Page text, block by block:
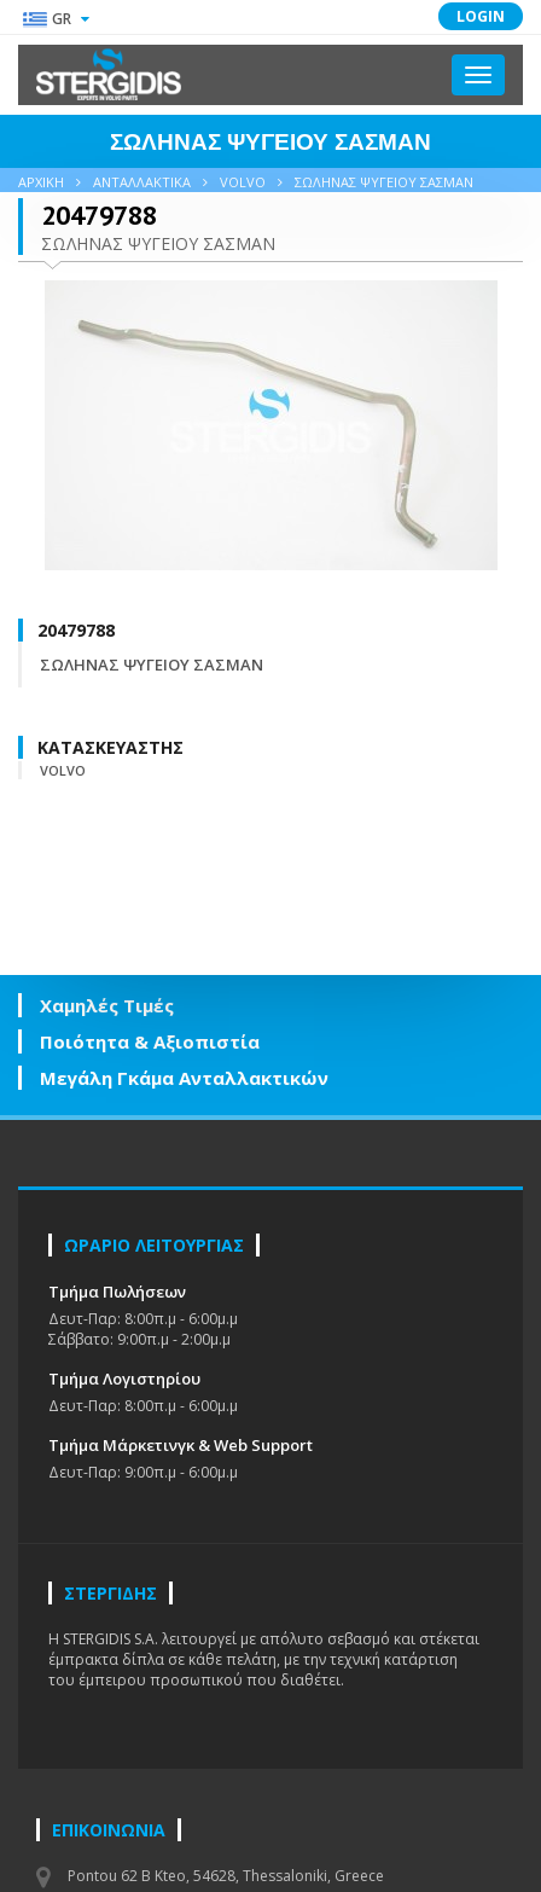
LOGIN
GR
Toggle
ΣΩΛΗΝΑΣ ΨΥΓΕΙΟΥ ΣΑΣΜΑΝ
ΑΡΧΙΚΗ ΑΝΤΑΛΛΑΚΤΙΚΑ VOLVO ΣΩΛΗΝΑΣ ΨΥΓΕΙΟΥ ΣΑΣΜΑΝ
20479788
ΣΩΛΗΝΑΣ ΨΥΓΕΙΟΥ ΣΑΣΜΑΝ
20479788
ΣΩΛΗΝΑΣ ΨΥΓΕΙΟΥ ΣΑΣΜΑΝ
ΚΑΤΑΣΚΕΥΑΣΤΗΣ
VOLVO
Χαμηλές Τιμές
Ποιότητα & Αξιοπιστία
Μεγάλη Γκάμα Ανταλλακτικών
ΩΡΑΡΙΟ ΛΕΙΤΟΥΡΓΙΑΣ
Τμήμα Πωλήσεων
Δευτ-Παρ: 8:00π.μ - 6:00μ.μ
Σάββατο: 9:00π.μ - 2:00μ.μ
Τμήμα Λογιστηρίου
Δευτ-Παρ: 8:00π.μ - 6:00μ.μ
Τμήμα Μάρκετινγκ & Web Support
Δευτ-Παρ: 9:00π.μ - 6:00μ.μ
ΣΤΕΡΓΙΔΗΣ
H STERGIDIS S.A. λειτουργεί με απόλυτο σεβασμό και στέκεται
έμπρακτα δίπλα σε κάθε πελάτη, με την τεχνική κατάρτιση
του έμπειρου προσωπικού που διαθέτει.
ΕΠΙΚΟΙΝΩΝΙΑ
Pontou 62 B Kteo, 54628, Thessaloniki, Greece